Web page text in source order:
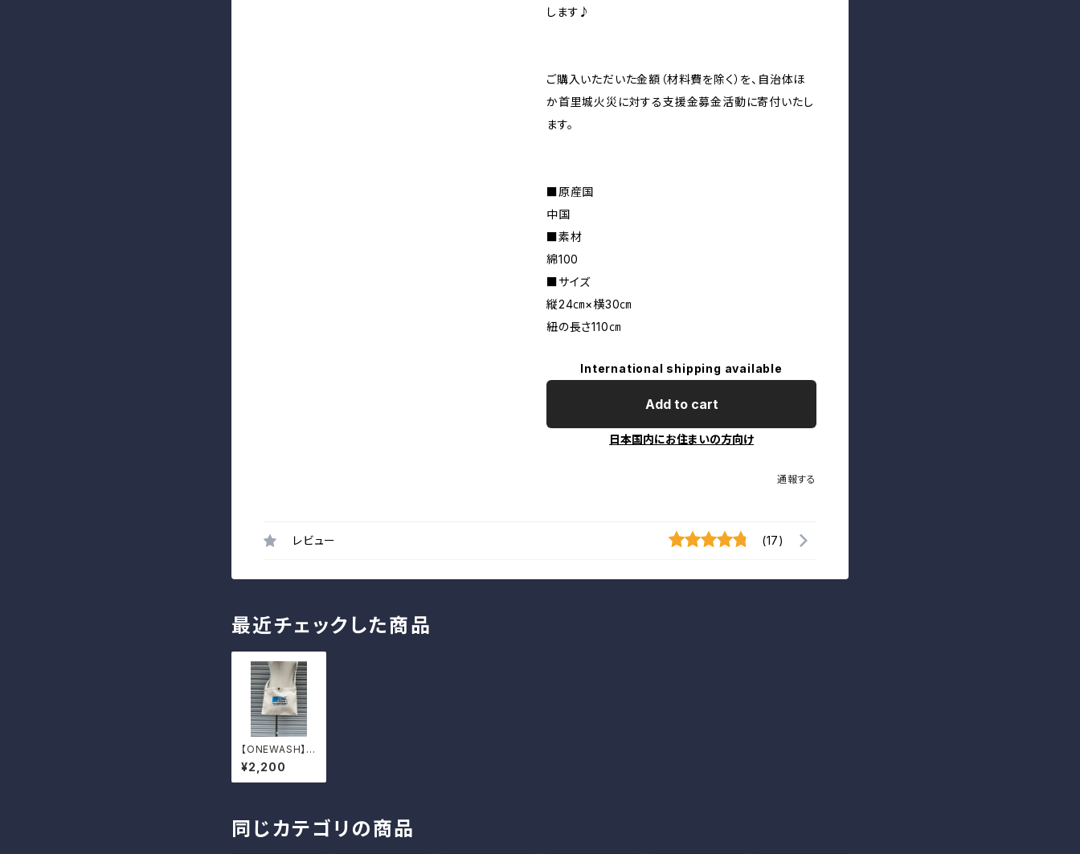
します♪
ご購入いただいた金額（材料費を除く）を、自治体ほ
か首里城火災に対する支援金募金活動に寄付いたし
ます。
■原産国
中国
■素材
綿100
■サイズ
縦24㎝×横30㎝
紐の長さ110㎝
International shipping available
Add to cart
日本国内にお住まいの方向け
通報する
レビュー (17)
最近チェックした商品
【ONEWASH】首
里城サコッシュ
¥2,200
同じカテゴリの商品